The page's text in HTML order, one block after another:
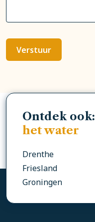
Ontdek ook:
het water
Drenthe
Friesland
Groningen